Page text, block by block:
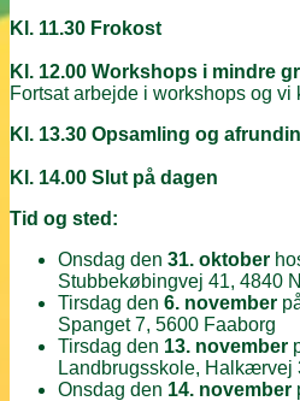
Kl. 11.30 Frokost
Kl. 12.00 Workshops i mindre
Fortsat arbejde i workshops og vi
Kl. 13.30 Opsamling og
Kl. 14.00 Slut på dagen
Tid og sted:
Onsdag den 31. oktober
Stubbekøbingvej 41, 4840
Tirsdag den 6. november
Spanget 7, 5600 Faaborg
Tirsdag den 13. november
Landbrugsskole, Halkærvej
Onsdag den 14. november